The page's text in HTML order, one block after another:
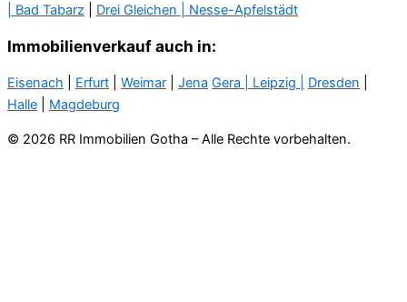
| Bad Tabarz
Drei Gleichen | Nesse-Apfelstädt
Immobilienverkauf auch in:
Eisenach Erfurt Weimar Jena Gera | Leipzig | Dresden
Halle
Magdeburg
© 2026 RR Immobilien Gotha – Alle Rechte vorbehalten.